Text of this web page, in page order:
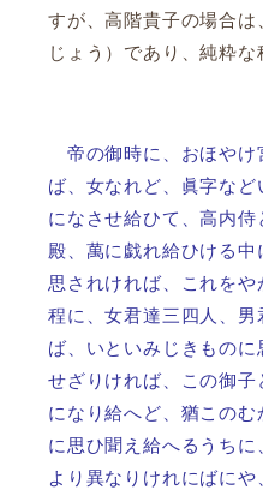
すが、高階貴子の場合
じょう）であり、純粋な
帝の御時に、おほや
ば、女なれど、眞字な
になさせ給ひて、高内
殿、萬に戯れ給ひける
思されければ、これを
程に、女君達三四人、
ば、いといみじきもの
せざりければ、この御
になり給へど、猶この
に思ひ聞え給へるうち
より異なりけれにばに